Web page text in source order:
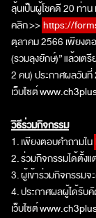
ลุ้นเป็นผู้โชคดี 20 ท่า
คลิก>>https://
ตุลาคม 2566 เพียงต
(รวมลุงยักษ์)”แล้วเต
2 คน) ประกาศผลวัน
เว็บไซต์www.ch3
วิธีร่วมกิจกรรม
1.เพียงตอบคำถามใน
2.ร่วมกิจกรรมได้ตั้ง
3.ผู้เข้าร่วมกิจกรรมจ
4.ประกาศผลผู้ได้รับ
เว็บไซต์